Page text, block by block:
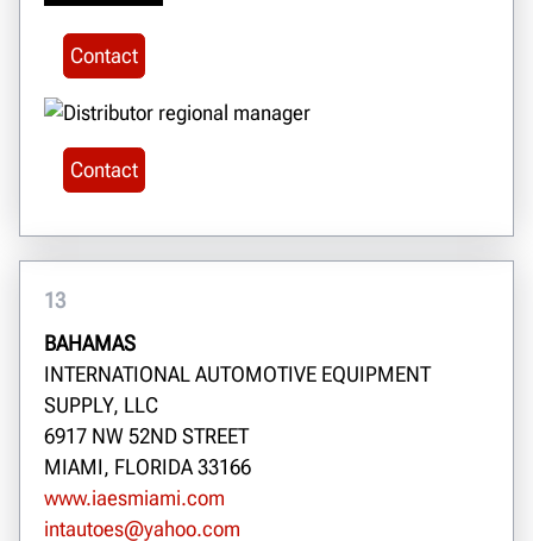
Contact
Contact
13
BAHAMAS
INTERNATIONAL AUTOMOTIVE EQUIPMENT
SUPPLY, LLC
6917 NW 52ND STREET
MIAMI, FLORIDA 33166
www.iaesmiami.com
intautoes@yahoo.com